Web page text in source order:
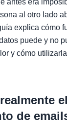
antes era
al otro lado
explica cómo
puede y no
y cómo
el
de